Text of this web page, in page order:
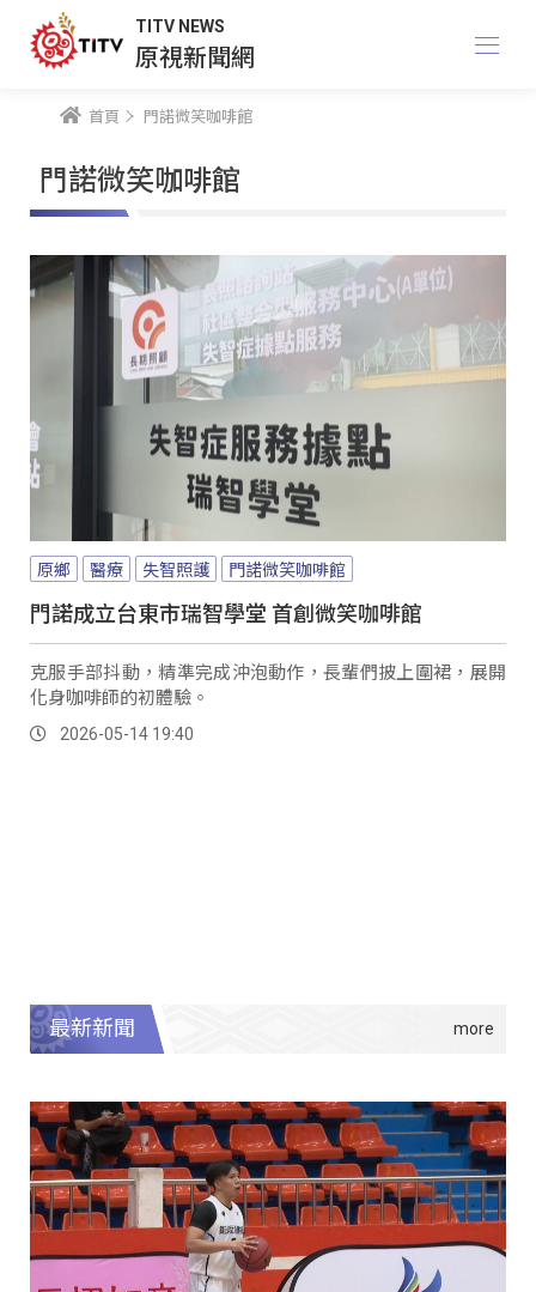
TITV NEWS
原視新聞網
首頁 門諾微笑咖啡館
門諾微笑咖啡館
原鄉 醫療 失智照護 門諾微笑咖啡館
門諾成立台東市瑞智學堂 首創微笑咖啡館
克服手部抖動，精準完成沖泡動作，長輩們披上圍裙，展開
化身咖啡師的初體驗。
2026-05-14 19:40
最新新聞